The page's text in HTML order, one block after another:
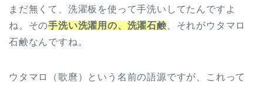
まだ無くて、洗濯板を使って手洗いしてたんですよ
ね。その手洗い洗濯用の、洗濯石鹸 、それがウタマロ
石鹸なんですね。
ウタマロ（歌麿）という名前の語源ですが、これって